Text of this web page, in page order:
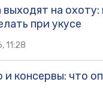
на охоту:
при укусе
11:28
и консервы: что